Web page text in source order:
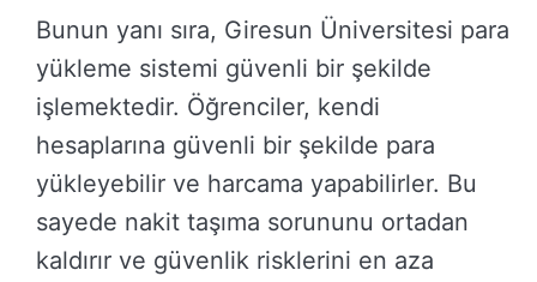
Bunun yanı sıra, Giresun Üniversitesi para
yükleme sistemi güvenli bir şekilde
işlemektedir. Öğrenciler, kendi
hesaplarına güvenli bir şekilde para
yükleyebilir ve harcama yapabilirler. Bu
sayede nakit taşıma sorununu ortadan
kaldırır ve güvenlik risklerini en aza